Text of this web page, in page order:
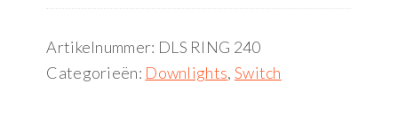
Artikelnummer: DLS RING 240
Categorieën: Downlights, Switch